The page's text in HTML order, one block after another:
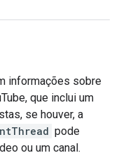
informações sobre
que inclui um
se houver, a
pode
ou um canal.